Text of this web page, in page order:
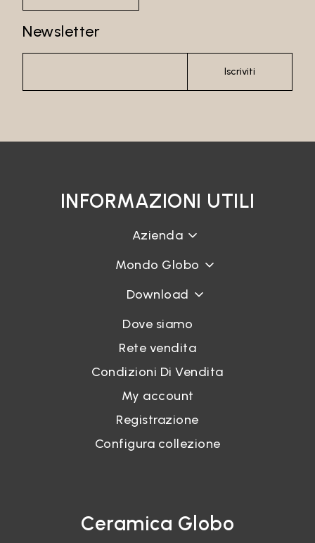
Newsletter
Iscriviti
INFORMAZIONI UTILI
Azienda
Mondo Globo
Download
Dove siamo
Rete vendita
Condizioni Di Vendita
My account
Registrazione
Configura collezione
Ceramica Globo